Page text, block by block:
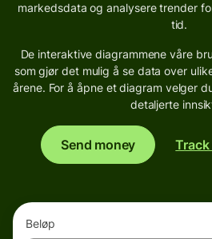
markedsdata og analysere trender
tid.
De interaktive diagrammene våre
som gjør det mulig å se data over
årene. For å åpne et diagram velger
detaljerte
Send money
Beløp